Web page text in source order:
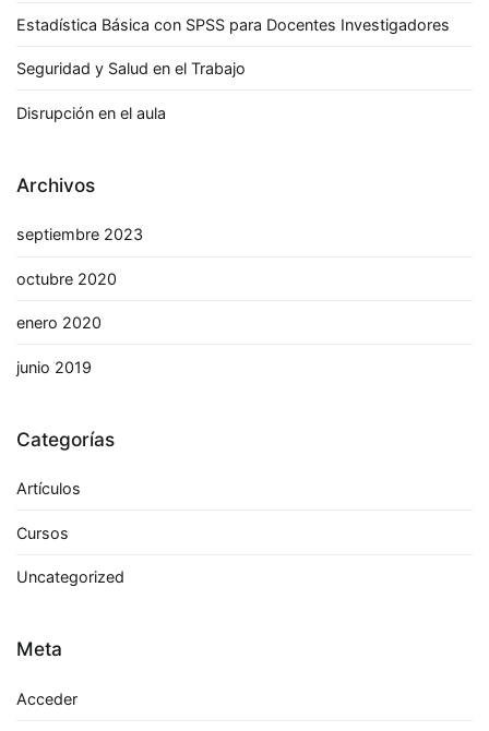
Estadística Básica con SPSS para Docentes Investigadores
Seguridad y Salud en el Trabajo
Disrupción en el aula
Archivos
septiembre 2023
octubre 2020
enero 2020
junio 2019
Categorías
Artículos
Cursos
Uncategorized
Meta
Acceder